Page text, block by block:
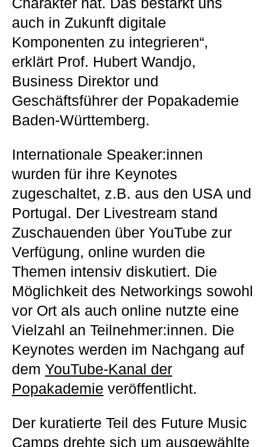
auch in Zukunft digitale
Komponenten zu integrieren“,
erklärt Prof. Hubert Wandjo,
Business Direktor und
Geschäftsführer der Popakademie
Baden-Württemberg.
Internationale Speaker:innen
wurden für ihre Keynotes
zugeschaltet, z.B. aus den USA und
Portugal. Der Livestream stand
Zuschauenden über YouTube zur
Verfügung, online wurden die
Themen intensiv diskutiert. Die
Möglichkeit des Networkings sowohl
vor Ort als auch online nutzte eine
Vielzahl an Teilnehmer:innen. Die
Keynotes werden im Nachgang auf
dem YouTube-Kanal der
Popakademie veröffentlicht.
Der kuratierte Teil des Future Music
Camps drehte sich um ausgewählte